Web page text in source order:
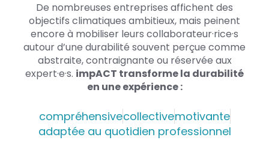
De nombreuses entreprises affichent des
objectifs climatiques ambitieux, mais peinent
encore à mobiliser leurs collaborateur·rice·s
autour d’une durabilité souvent perçue comme
abstraite, contraignante ou réservée aux
expert·e·s. impACT transforme la durabilité
en une expérience :
compréhensivecollectivemotivante
adaptée au quotidien professionnel